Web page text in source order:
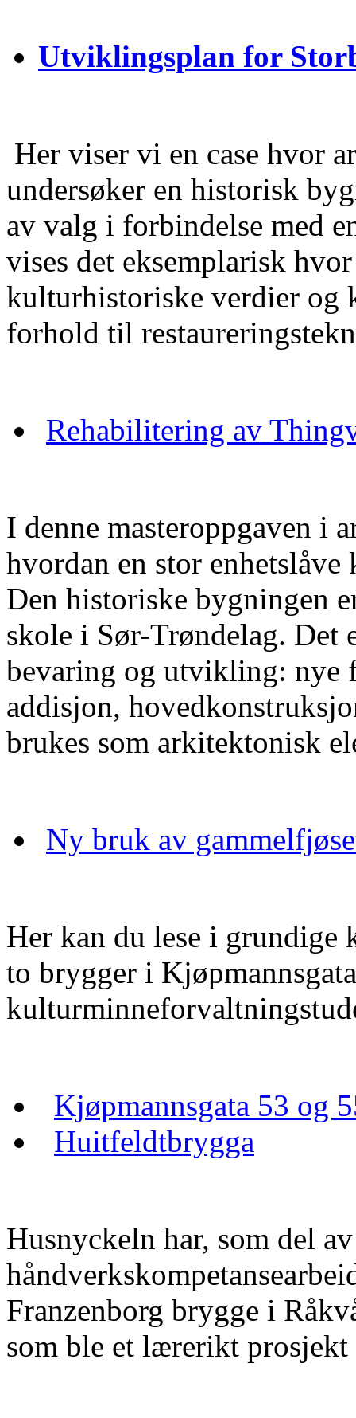
Utviklingsplan for
Her viser vi en case hvor
undersøker en historisk
av valg i forbindelse med
vises det eksemplarisk
kulturhistoriske verdier og
forhold til
Rehabilitering av
I denne masteroppgaven i
hvordan en stor
Den historiske bygningen
skole i Sør-Trøndelag. Det
bevaring og utvikling: nye
addisjon,
brukes som arkitektonisk
Ny bruk av
Her kan du lese i grundige
to brygger i
Kjøpmannsgata 53 og
Huitfeldtbrygga
Husnyckeln har, som del
Franzenborg brygge i
som ble et lærerikt